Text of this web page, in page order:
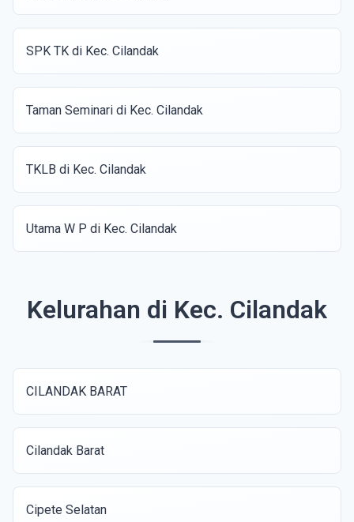
SPK TK di Kec. Cilandak
Taman Seminari di Kec. Cilandak
TKLB di Kec. Cilandak
Utama W P di Kec. Cilandak
Kelurahan di Kec. Cilandak
CILANDAK BARAT
Cilandak Barat
Cipete Selatan